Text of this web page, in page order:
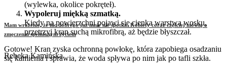
Mam wrażenie, że nic dobrego już mnie nie spotka. Kobiety coraz częściej mówią o
zmęczeniu spełnionym życiem
Rebeka Kamińska
(wylewka, okolice pokręteł).
Wypoleruj miękką szmatką.
Kiedy na powierzchni pojawi się cienka warstwa wosku,
przetrzyj kran suchą mikrofibrą, aż będzie błyszczał.
Gotowe! Kran zyska ochronną powłokę, która zapobiega osadzaniu
się kamienia i sprawia, że woda spływa po nim jak po tafli szkła.